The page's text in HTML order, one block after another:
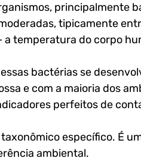
principalmente
tipicamente
a temperatura do corpo
bactérias se
e com a maioria dos
perfeitos de
específico. É
ambiental.